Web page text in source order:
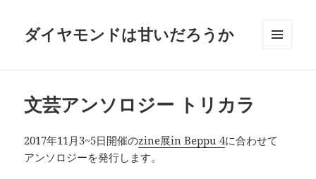
ダイヤモンドは甘いだろうか
文芸アンソロジー トリカラ
2017年11月3~5日開催のzine展in Beppu 4に合わせて
アンソロジーを発行します。